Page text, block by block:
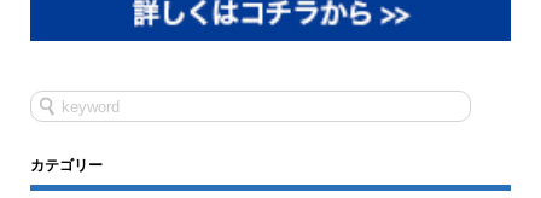
カテゴリー